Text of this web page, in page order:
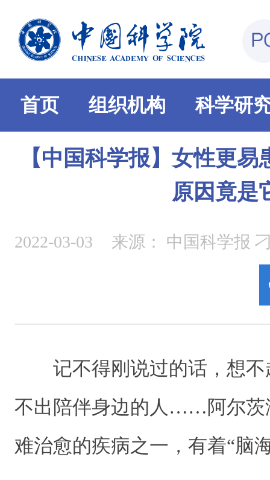
首页 组织机构 科学研
【中国科学报】女性更
原因竟是
2022-03-03 来源： 中国科学报
记不得刚说过的话，想不
不出陪伴身边的人……阿尔茨
难治愈的疾病之一，有着“脑